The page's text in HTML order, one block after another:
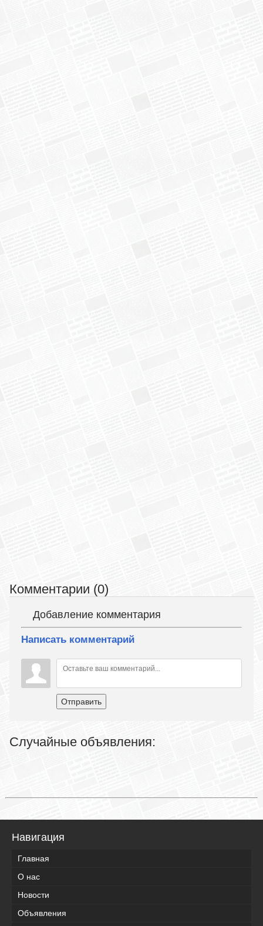
Комментарии (0)
Добавление комментария
Написать комментарий
Отправить
Случайные объявления:
Навигация
Главная
О нас
Новости
Объявления